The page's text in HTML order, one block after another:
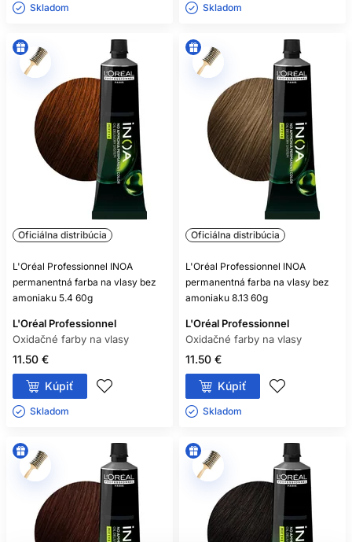
Skladom ㅤ Skladom ㅤ
Oficiálna distribúcia
L'Oréal Professionnel INOA
permanentná farba na vlasy bez
amoniaku 5.4 60g
L'Oréal Professionnel
Oxidačné farby na vlasy
11.50 €
Kúpiť
Skladom ㅤ
Oficiálna distribúcia
L'Oréal Professionnel INOA
permanentná farba na vlasy bez
amoniaku 8.13 60g
L'Oréal Professionnel
Oxidačné farby na vlasy
11.50 €
Kúpiť
Skladom ㅤ